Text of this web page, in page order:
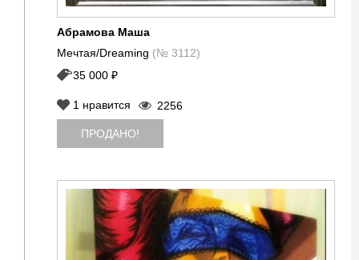
Абрамова Маша
Мечтая/Dreaming (№ 3112)
35 000 ₽
1 нравится 2256
ПРОДАНО!